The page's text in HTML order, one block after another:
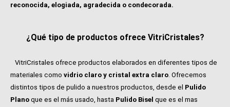
reconocida, elogiada, agradecida o condecorada.
¿Qué tipo de productos ofrece VitriCristales?
VitriCristales ofrece productos elaborados en diferentes tipos de
materiales como vidrio claro y cristal extra claro . Ofrecemos
distintos tipos de pulido a nuestros productos, desde el Pulido
Plano que es el más usado, hasta Pulido Bisel que es el mas